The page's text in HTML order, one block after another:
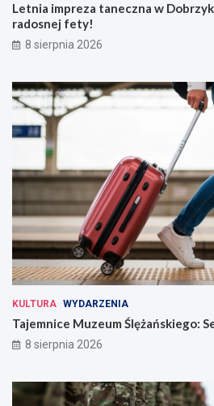
Letnia impreza taneczna w
radosnej fety!
8 sierpnia 2026
KULTURA WYDARZENIA
Tajemnice Muzeum Ślężańskiego:
8 sierpnia 2026